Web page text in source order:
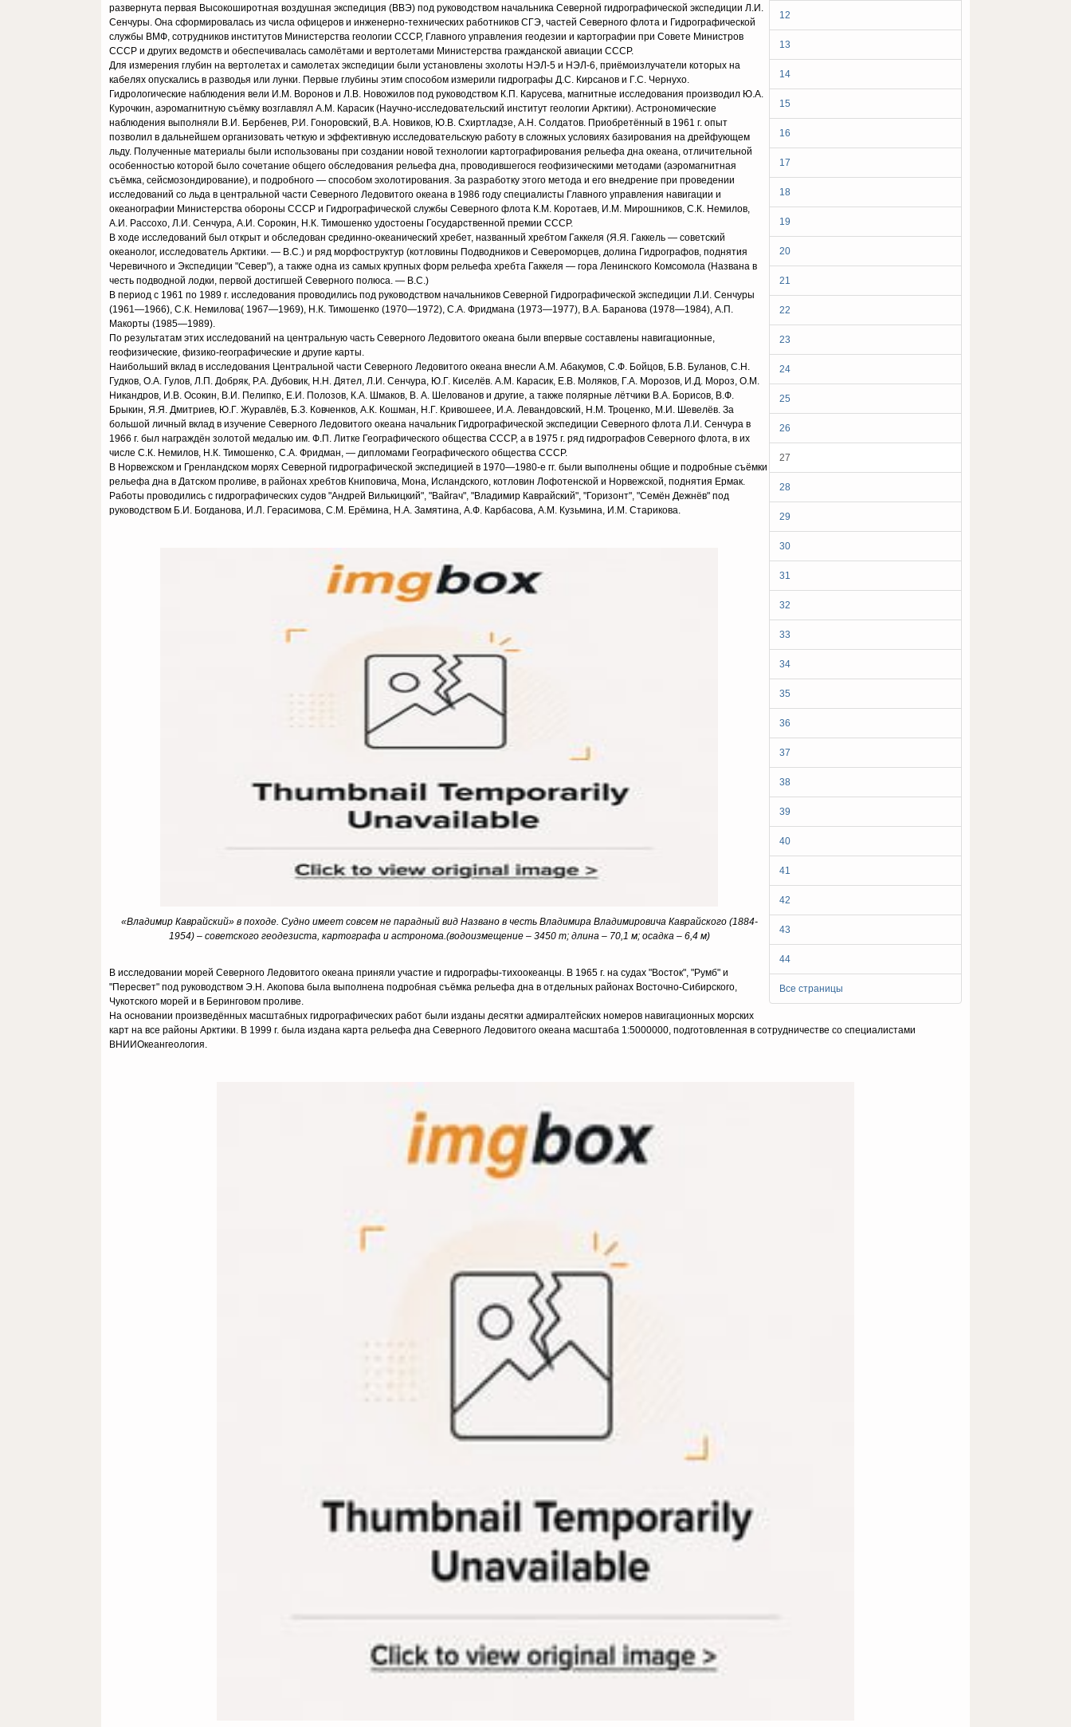
12
13
14
15
16
17
18
19
20
21
22
23
24
25
26
27
28
29
30
31
32
33
34
35
36
37
38
39
40
41
42
43
44
Все страницы
развернута первая Высокоширотная воздушная экспедиция (ВВЭ) под руководством начальника Северной гидрографической экспедиции Л.И.
Сенчуры. Она сформировалась из числа офицеров и инженерно-технических работников СГЭ, частей Северного флота и Гидрографической
службы ВМФ, сотрудников институтов Министерства геологии СССР, Главного управления геодезии и картографии при Совете Министров
СССР и других ведомств и обеспечивалась самолётами и вертолетами Министерства гражданской авиации СССР.
Для измерения глубин на вертолетах и самолетах экспедиции были установлены эхолоты НЭЛ-5 и НЭЛ-6, приёмоизлучатели которых на
кабелях опускались в разводья или лунки. Первые глубины этим способом измерили гидрографы Д.С. Кирсанов и Г.С. Чернухо.
Гидрологические наблюдения вели И.М. Воронов и Л.В. Новожилов под руководством К.П. Карусева, магнитные исследования производил Ю.А.
Курочкин, аэромагнитную съёмку возглавлял А.М. Карасик (Научно-исследовательский институт геологии Арктики). Астрономические
наблюдения выполняли В.И. Бербенев, Р.И. Гоноровский, В.А. Новиков, Ю.В. Схиртладзе, А.Н. Солдатов. Приобретённый в 1961 г. опыт
позволил в дальнейшем организовать четкую и эффективную исследовательскую работу в сложных условиях базирования на дрейфующем
льду. Полученные материалы были использованы при создании новой технологии картографирования рельефа дна океана, отличительной
особенностью которой было сочетание общего обследования рельефа дна, проводившегося геофизическими методами (аэромагнитная
съёмка, сейсмозондирование), и подробного — способом эхолотирования. За разработку этого метода и его внедрение при проведении
исследований со льда в центральной части Северного Ледовитого океана в 1986 году специалисты Главного управления навигации и
океанографии Министерства обороны СССР и Гидрографической службы Северного флота К.М. Коротаев, И.М. Мирошников, С.К. Немилов,
А.И. Рассохо, Л.И. Сенчура, А.И. Сорокин, Н.К. Тимошенко удостоены Государственной премии СССР.
В ходе исследований был открыт и обследован срединно-океанический хребет, названный хребтом Гаккеля (Я.Я. Гаккель — советский
океанолог, исследователь Арктики. — В.С.) и ряд морфоструктур (котловины Подводников и Североморцев, долина Гидрографов, поднятия
Черевичного и Экспедиции "Север"), а также одна из самых крупных форм рельефа хребта Гаккеля — гора Ленинского Комсомола (Названа в
честь подводной лодки, первой достигшей Северного полюса. — В.С.)
В период с 1961 по 1989 г. исследования проводились под руководством начальников Северной Гидрографической экспедиции Л.И. Сенчуры
(1961—1966), С.К. Немилова( 1967—1969), Н.К. Тимошенко (1970—1972), С.А. Фридмана (1973—1977), В.А. Баранова (1978—1984), А.П.
Макорты (1985—1989).
По результатам этих исследований на центральную часть Северного Ледовитого океана были впервые составлены навигационные,
геофизические, физико-географические и другие карты.
Наибольший вклад в исследования Центральной части Северного Ледовитого океана внесли А.М. Абакумов, С.Ф. Бойцов, Б.В. Буланов, С.Н.
Гудков, О.А. Гулов, Л.П. Добряк, Р.А. Дубовик, Н.Н. Дятел, Л.И. Сенчура, Ю.Г. Киселёв. А.М. Карасик, Е.В. Моляков, Г.А. Морозов, И.Д. Мороз, О.М.
Никандров, И.В. Осокин, В.И. Пелипко, Е.И. Полозов, К.А. Шмаков, В. А. Шелованов и другие, а также полярные лётчики В.А. Борисов, В.Ф.
Брыкин, Я.Я. Дмитриев, Ю.Г. Журавлёв, Б.З. Ковченков, А.К. Кошман, Н.Г. Кривошеее, И.А. Левандовский, Н.М. Троценко, М.И. Шевелёв. За
большой личный вклад в изучение Северного Ледовитого океана начальник Гидрографической экспедиции Северного флота Л.И. Сенчура в
1966 г. был награждён золотой медалью им. Ф.П. Литке Географического общества СССР, а в 1975 г. ряд гидрографов Северного флота, в их
числе С.К. Немилов, Н.К. Тимошенко, С.А. Фридман, — дипломами Географического общества СССР.
В Норвежском и Гренландском морях Северной гидрографической экспедицией в 1970—1980-е гг. были выполнены общие и подробные съёмки
рельефа дна в Датском проливе, в районах хребтов Книповича, Мона, Исландского, котловин Лофотенской и Норвежской, поднятия Ермак.
Работы проводились с гидрографических судов "Андрей Вилькицкий", "Вайгач", "Владимир Каврайский", "Горизонт", "Семён Дежнёв" под
руководством Б.И. Богданова, И.Л. Герасимова, С.М. Ерёмина, Н.А. Замятина, А.Ф. Карбасова, А.М. Кузьмина, И.М. Старикова.
«Владимир Каврайский» в походе. Судно имеет совсем не парадный вид Названо в честь Владимира Владимировича Каврайского (1884-
1954) – советского геодезиста, картографа и астронома.(водоизмещение – 3450 т; длина – 70,1 м; осадка – 6,4 м)
В исследовании морей Северного Ледовитого океана приняли участие и гидрографы-тихоокеанцы. В 1965 г. на судах "Восток", "Румб" и
"Пересвет" под руководством Э.Н. Акопова была выполнена подробная съёмка рельефа дна в отдельных районах Восточно-Сибирского,
Чукотского морей и в Беринговом проливе.
На основании произведённых масштабных гидрографических работ были изданы десятки адмиралтейских номеров навигационных морских
карт на все районы Арктики. В 1999 г. была издана карта рельефа дна Северного Ледовитого океана масштаба 1:5000000, подготовленная в сотрудничестве со специалистами
ВНИИОкеангеология.